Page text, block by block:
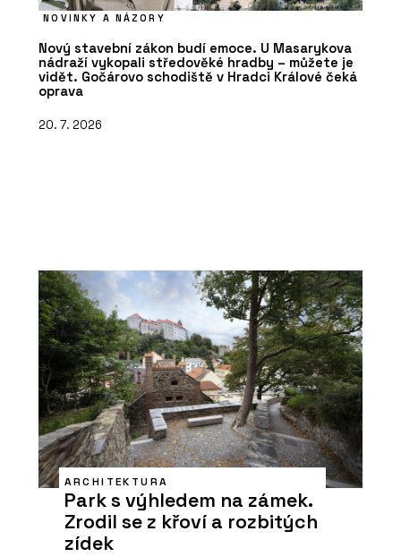
NOVINKY A NÁZORY
Nový stavební zákon budí emoce. U Masarykova
nádraží vykopali středověké hradby – můžete je
vidět. Gočárovo schodiště v Hradci Králové čeká
oprava
20. 7. 2026
ARCHITEKTURA
Park s výhledem na zámek.
Zrodil se z křoví a rozbitých
zídek